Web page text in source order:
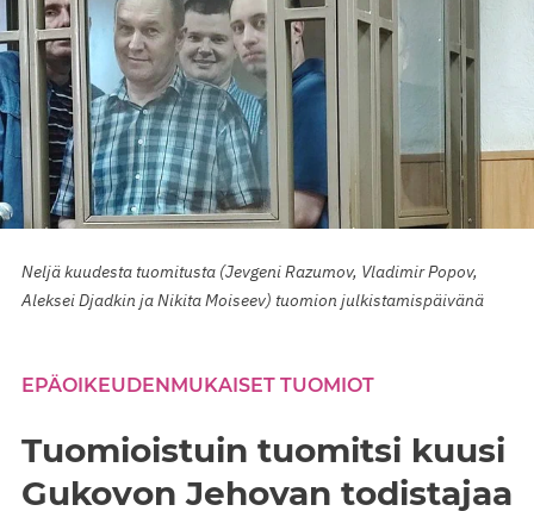
Neljä kuudesta tuomitusta (Jevgeni Razumov, Vladimir Popov,
Aleksei Djadkin ja Nikita Moiseev) tuomion julkistamispäivänä
EPÄOIKEUDENMUKAISET TUOMIOT
Tuomioistuin tuomitsi kuusi
Gukovon Jehovan todistajaa